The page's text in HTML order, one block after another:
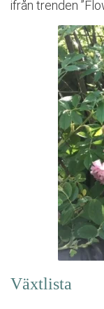
ifrån trenden
Växtlista